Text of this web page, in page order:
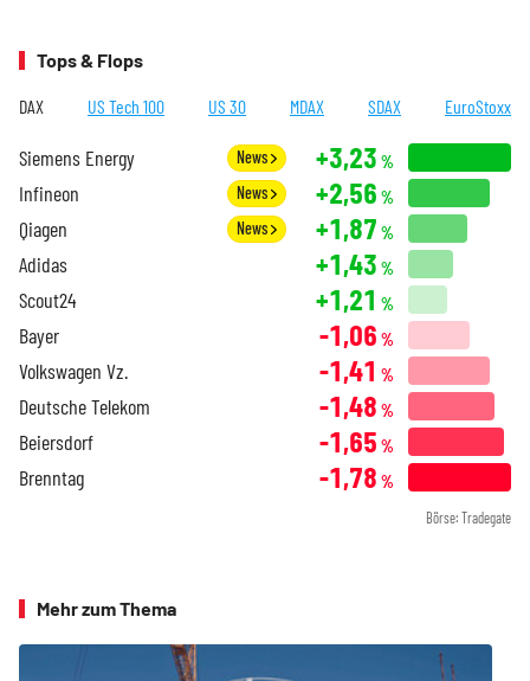
Tops & Flops
DAX US Tech 100 US 30 MDAX SDAX EuroStoxx
Siemens Energy News +3,23 %
Infineon News +2,56 %
Qiagen News +1,87 %
Adidas +1,43 %
Scout24 +1,21 %
Bayer -1,06 %
Volkswagen Vz. -1,41 %
Deutsche Telekom -1,48 %
Beiersdorf -1,65 %
Brenntag -1,78 %
Börse: Tradegate
Mehr zum Thema